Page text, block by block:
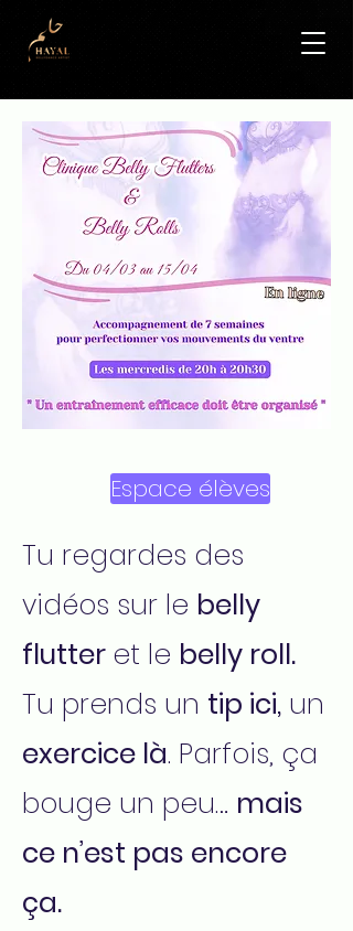
Espace élèves
Tu regardes des
vidéos sur le belly
flutter et le belly roll.
Tu prends un tip ici, un
exercice là. Parfois, ça
bouge un peu… mais
ce n’est pas encore
ça.